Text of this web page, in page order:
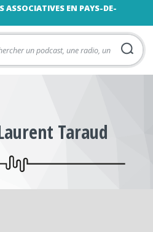
ASSOCIATIVES EN PAYS-DE-
Taraud